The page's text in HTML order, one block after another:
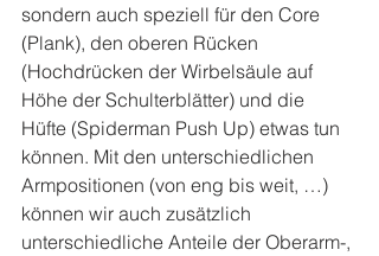
sondern auch speziell für den Core
(Plank), den oberen Rücken
(Hochdrücken der Wirbelsäule auf
Höhe der Schulterblätter) und die
Hüfte (Spiderman Push Up) etwas tun
können. Mit den unterschiedlichen
Armpositionen (von eng bis weit, …)
können wir auch zusätzlich
unterschiedliche Anteile der Oberarm-,